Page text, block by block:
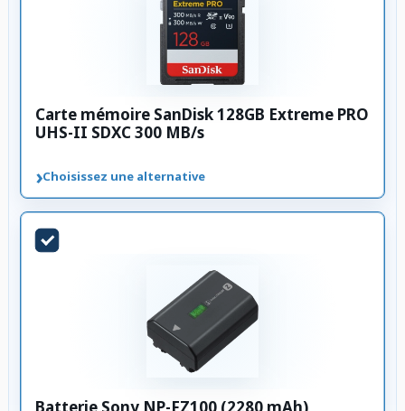
Carte mémoire SanDisk 128GB Extreme PRO
UHS-II SDXC 300 MB/s
›Choisissez une alternative